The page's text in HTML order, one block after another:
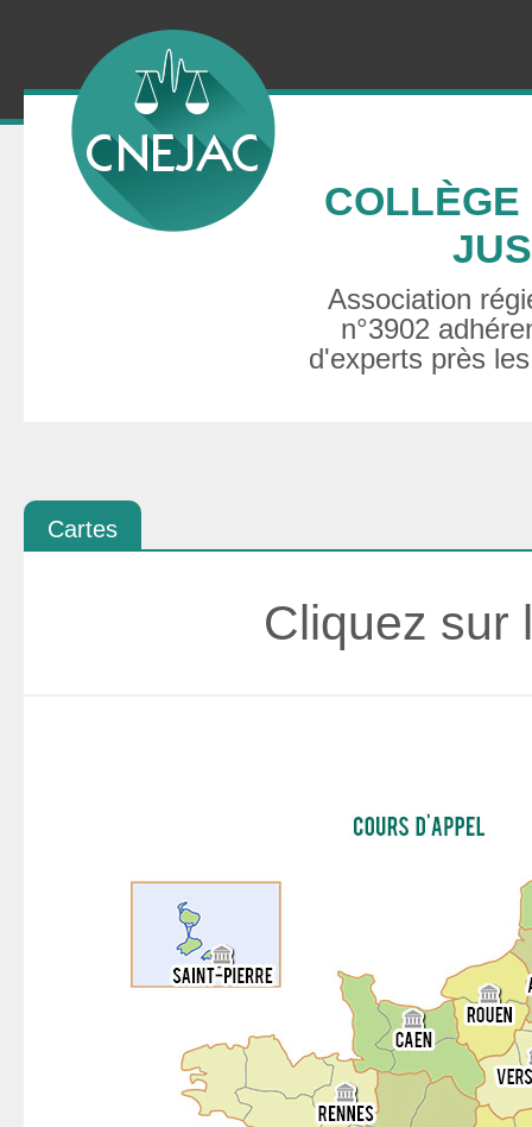
COLLÈGE
Association
n°3902
d'experts près
Cartes
Cliquez sur